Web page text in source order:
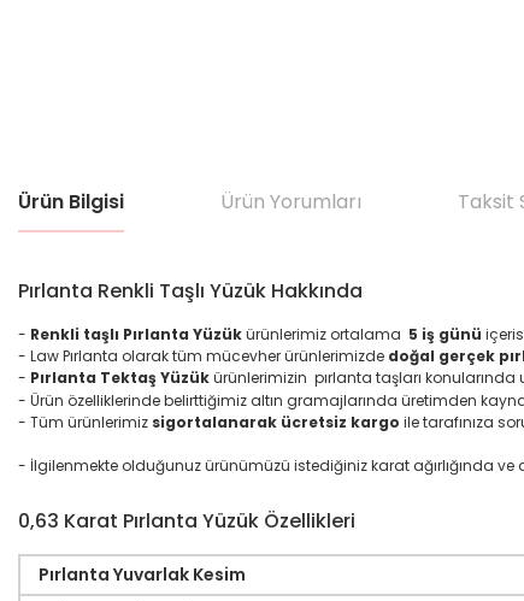
Ürün Bilgisi Ürün Yorumları Taksit
Pırlanta Renkli Taşlı Yüzük Hakkında
- Renkli taşlı Pırlanta Yüzükürünlerimiz ortalama 5 iş günü
- Law Pırlanta olarak tüm mücevher ürünlerimizde doğal gerçek
- Pırlanta Tektaş Yüzükürünlerimizin pırlanta taşları
- Ürün özelliklerinde belirttiğimiz altın gramajlarında üretimden
- Tüm ürünlerimiz sigortalanarak ücretsiz kargo ile tarafınıza
- İlgilenmekte olduğunuz ürünümüzü istediğiniz karat ağırlığında ve
0,63 Karat Pırlanta Yüzük Özellikleri
Pırlanta Yuvarlak Kesim